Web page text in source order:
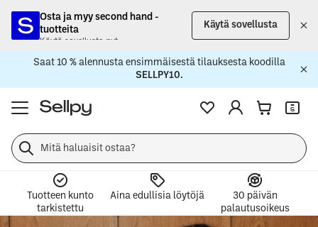
Osta ja myy second hand -
tuotteita
Käytä sovellusta nyt
Käytä sovellusta
Saat 10 % alennusta ensimmäisestä tilauksesta koodilla
SELLPY10.
Osta
ja
myy
second
handia
helposti
Sellpyllä
Tuotteen kunto
tarkistettu
Aina edullisia löytöjä
30 päivän
palautusoikeus